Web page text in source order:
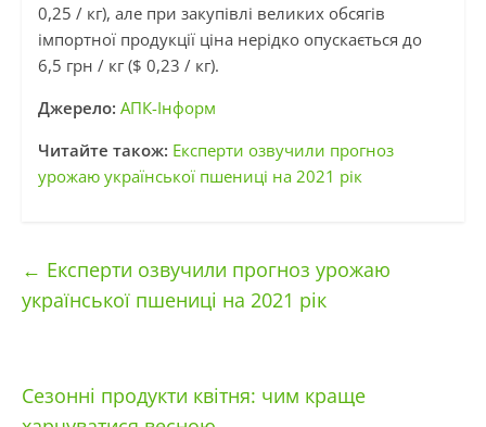
0,25 / кг), але при закупівлі великих обсягів
імпортної продукції ціна нерідко опускається до
6,5 грн / кг ($ 0,23 / кг).
Джерело: АПК-Інформ
Читайте також: Експерти озвучили прогноз
урожаю української пшениці на 2021 рік
← Експерти озвучили прогноз урожаю
української пшениці на 2021 рік
Сезонні продукти квітня: чим краще